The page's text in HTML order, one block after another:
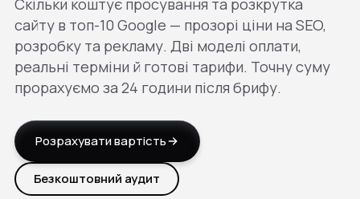
сайту в топ-10 Google — прозорі ціни на SEO,
розробку та рекламу. Дві моделі оплати,
реальні терміни й готові тарифи. Точну суму
прорахуємо за 24 години після брифу.
Розрахувати вартість
Безкоштовний аудит